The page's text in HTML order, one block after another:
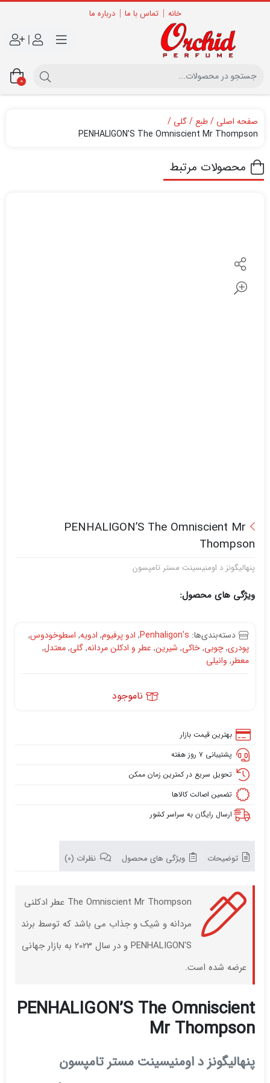
خانه تماس با ما درباره ما
|
0
صفحه اصلی طبع
گلی
PENHALIGON’S The Omniscient Mr Thompson
محصولات مرتبط
PENHALIGON’S The Omniscient Mr
Thompson
پنهالیگونز د اومنیسینت مستر تامپسون
ویژگی های محصول:
دسته‌بندی‌ها: Penhaligon's
, ادو پرفیوم, ادویه, اسطوخودوس,
پودری,چوبی,خاکی, شیرین, عطر و ادکلن مردانه,گلی,معتدل,
معطر, وانیلی
ناموجود
بهترین قیمت بازار
پشتیبانی ۷ روز هفته
تحویل سریع در کمترین زمان ممکن
تضمین اصالت کالاها
ارسال رایگان به سراسر کشور
توضیحات ویژگی های محصول نظرات (0)
The Omniscient Mr Thompson عطر ادکلنی
مردانه و شیک و جذاب می باشد که توسط برند
PENHALIGON'S و در سال 2023 به بازار جهانی
عرضه شده است.
PENHALIGON’S The Omniscient
Mr Thompson
پنهالیگونز د اومنیسینت مستر تامپسون